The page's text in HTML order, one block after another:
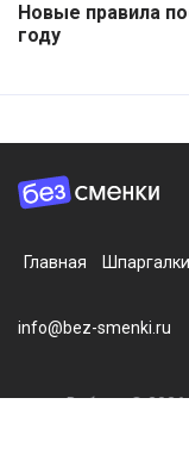
Новые правила
году
Главная Шпаргалки
info@bez-smenki.ru
Вебиум © 2026